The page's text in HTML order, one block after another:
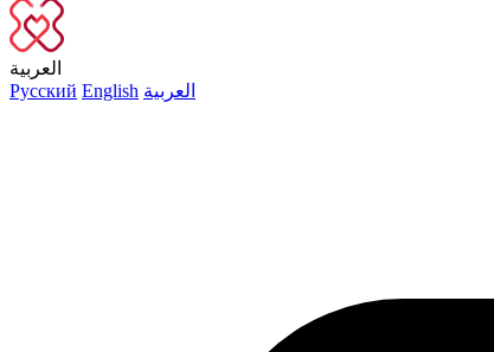
العربية
Русский English العربية